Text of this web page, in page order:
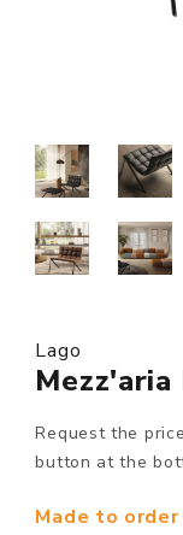
Lago
Request the
button at the
Made to order